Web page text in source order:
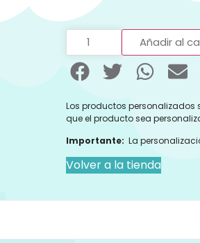
Añadir al
Los productos personalizados
que el producto sea
Importante: La
Volver a la tienda